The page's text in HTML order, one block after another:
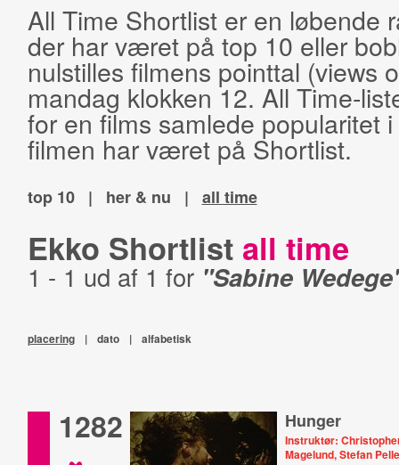
All Time Shortlist er en løbende
der har været på top 10 eller
nulstilles filmens pointtal (views
mandag klokken 12. All Time-
for en films samlede popularitet
filmen har været på Shortlist.
top 10 | her & nu | all time
Ekko Shortlist all time
1 - 1 ud af 1 for "Sabine
placering | dato | alfabetisk
1282 Hunger
Instruktør:
Magelund, Stefan